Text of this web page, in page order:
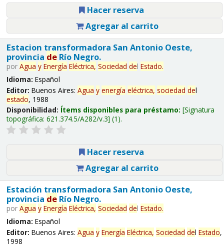
Hacer reserva
Agregar al carrito
Estacion transformadora San Antonio Oeste,
provincia deRío Negro.
por Agua y Energía Eléctrica, Sociedad del Estado.
Idioma: Español
Editor: Buenos Aires: Agua y energía eléctrica, sociedad del
estado, 1988
Disponibilidad: Ítems disponibles para préstamo: Signatura
topográfica: 621.374.5/A282/v.3 (1).
Hacer reserva
Agregar al carrito
Estación transformadora San Antonio Oeste,
provincia deRío Negro.
por Agua y Energía Eléctrica, Sociedad del Estado.
Idioma: Español
Editor: Buenos Aires: Agua y Energía Eléctrica, Sociedad del Estado,
1998